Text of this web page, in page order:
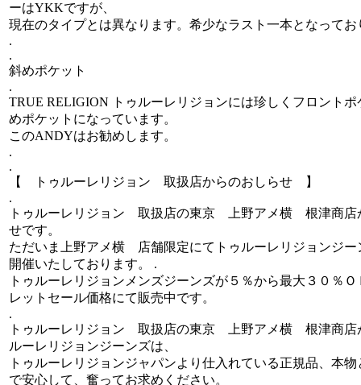
ーはYKKですが、
現在のタイプとは異なります。希少なラスト一本となってお
.
.
斜めポケット
.
TRUE RELIGION トゥルーレリジョンには珍しくフロント
めポケットになっています。
このANDYはお勧めします。
.
.
【 トゥルーレリジョン 取扱店からのおしらせ 】
.
トゥルーレリジョン 取扱店の東京 上野アメ横 根津商店
せです。
ただいま上野アメ横 店舗限定にてトゥルーレリジョンジー
開催いたしております。 .
トゥルーレリジョンメンズジーンズが５％から最大３０％
レットセール価格にて販売中です。
.
トゥルーレリジョン 取扱店の東京 上野アメ横 根津商店
ルーレリジョンジーンズは、
トゥルーレリジョンジャパンより仕入れている正規品、本
で安心して、奮ってお求めください。